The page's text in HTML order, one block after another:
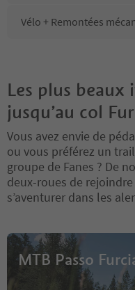
Vélo + Remontées
Les plus beaux
jusqu’au col
Vous avez envie de
ou vous préférez un
groupe de Fanes ? De
deux-roues de
s’aventurer dans les
MTB Passo